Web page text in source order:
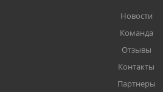
Новости
Команда
Отзывы
Контакты
Партнеры